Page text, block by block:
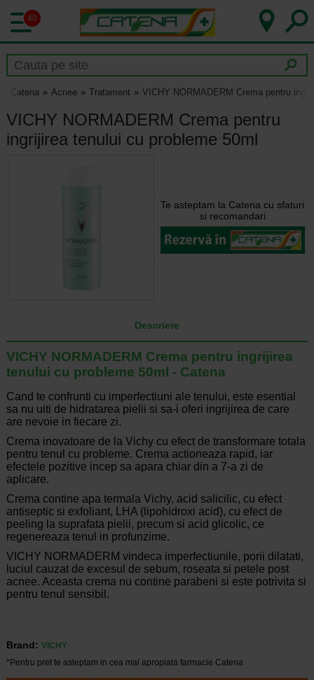
40
Catena Acnee Tratament VICHY NORMADERM Crema pentru
VICHY NORMADERM Crema pentru
ingrijirea tenului cu probleme 50ml
Te asteptam la Catena cu sfaturi
si recomandari
Descriere
VICHY NORMADERM Crema pentru ingrijirea
tenului cu probleme 50ml - Catena
Cand te confrunti cu imperfectiuni ale tenului, este esential
sa nu uiti de hidratarea pielii si sa-i oferi ingrijirea de care
are nevoie in fiecare zi.
Crema inovatoare de la Vichy cu efect de transformare totala
pentru tenul cu probleme. Crema actioneaza rapid, iar
efectele pozitive incep sa apara chiar din a 7-a zi de
aplicare.
Crema contine apa termala Vichy, acid salicilic, cu efect
antiseptic si exfoliant, LHA (lipohidroxi acid), cu efect de
peeling la suprafata pielii, precum si acid glicolic, ce
regenereaza tenul in profunzime.
VICHY NORMADERM vindeca imperfectiunile, porii dilatati,
luciul cauzat de excesul de sebum, roseata si petele post
acnee. Aceasta crema nu contine parabeni si este potrivita si
pentru tenul sensibil.
Brand: VICHY
*Pentru pret te asteptam in cea mai apropiata farmacie Catena